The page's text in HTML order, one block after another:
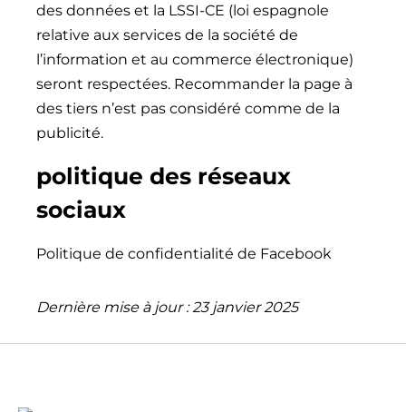
des données et la LSSI-CE (loi espagnole
relative aux services de la société de
l’information et au commerce électronique)
seront respectées. Recommander la page à
des tiers n’est pas considéré comme de la
publicité.
politique des réseaux
sociaux
Politique de confidentialité de Facebook
Dernière mise à jour : 23 janvier 2025